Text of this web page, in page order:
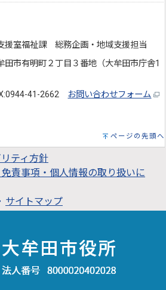
室福祉課 総務企画・地域支援担当
田市有明町２丁目３番地（大牟田市庁舎1
41-2662
お問い合わせフォーム
ページの先頭へ
ティ方針
責事項・個人情報の取り扱いに
サイトマップ